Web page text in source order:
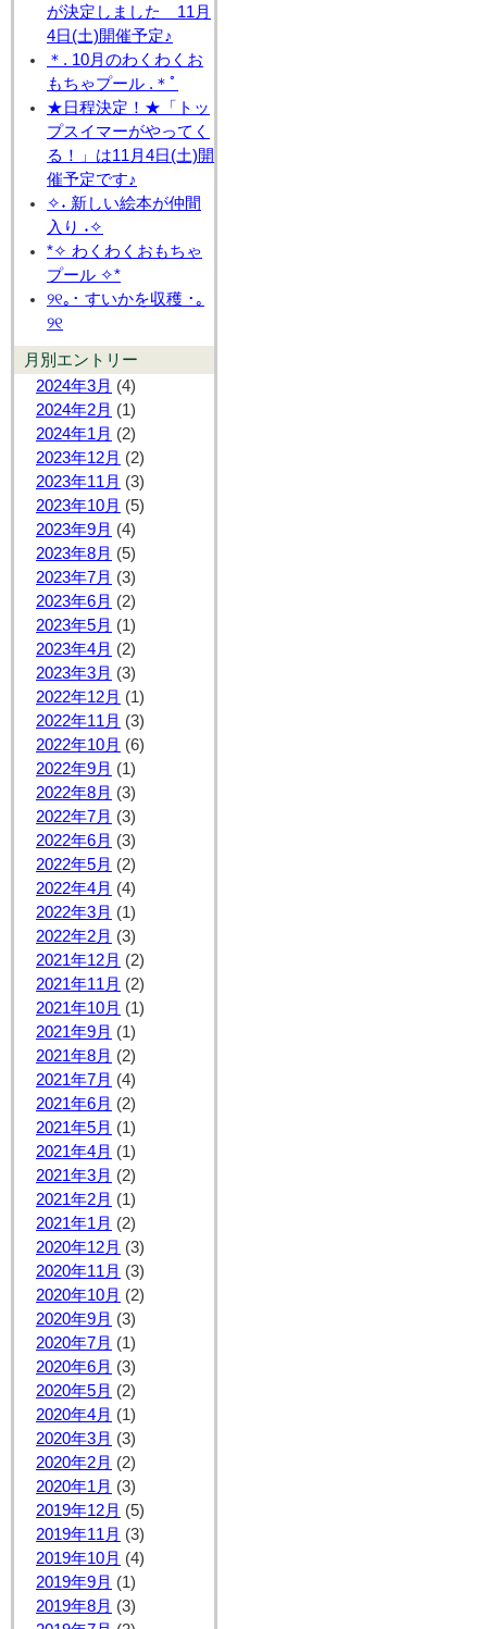
が決定しました 11月
4日(土)開催予定♪
＊. 10月のわくわくお
もちゃプール .＊ﾟ
★日程決定！★「トッ
プスイマーがやってく
る！」は11月4日(土)開
催予定です♪
✧˖ 新しい絵本が仲間
入り ˖✧
*✧ わくわくおもちゃ
プール ✧*
୨୧｡･ すいかを収穫 ･｡
୨୧
月別エントリー
2024年3月 (4)
2024年2月 (1)
2024年1月 (2)
2023年12月 (2)
2023年11月 (3)
2023年10月 (5)
2023年9月 (4)
2023年8月 (5)
2023年7月 (3)
2023年6月 (2)
2023年5月 (1)
2023年4月 (2)
2023年3月 (3)
2022年12月 (1)
2022年11月 (3)
2022年10月 (6)
2022年9月 (1)
2022年8月 (3)
2022年7月 (3)
2022年6月 (3)
2022年5月 (2)
2022年4月 (4)
2022年3月 (1)
2022年2月 (3)
2021年12月 (2)
2021年11月 (2)
2021年10月 (1)
2021年9月 (1)
2021年8月 (2)
2021年7月 (4)
2021年6月 (2)
2021年5月 (1)
2021年4月 (1)
2021年3月 (2)
2021年2月 (1)
2021年1月 (2)
2020年12月 (3)
2020年11月 (3)
2020年10月 (2)
2020年9月 (3)
2020年7月 (1)
2020年6月 (3)
2020年5月 (2)
2020年4月 (1)
2020年3月 (3)
2020年2月 (2)
2020年1月 (3)
2019年12月 (5)
2019年11月 (3)
2019年10月 (4)
2019年9月 (1)
2019年8月 (3)